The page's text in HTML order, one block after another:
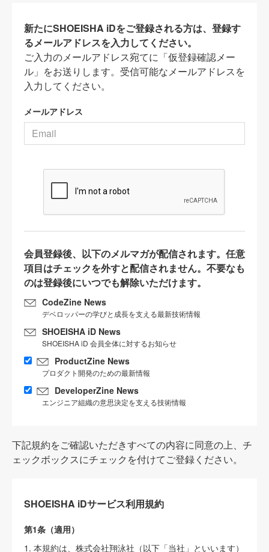
新たにSHOEISHA iDをご登録される方は、登録す
るメールアドレスを入力してください。
ご入力のメールアドレス宛てに「仮登録確認メー
ル」をお送りします。受信可能なメールアドレスを
入力してください。
メールアドレス
会員登録後、以下のメルマガが配信されます。任意
項目はチェックを外すと配信されません。不要なも
のは登録後にいつでも解除いただけます。
CodeZine News
デベロッパーの学びと成長を支える最新技術情報
SHOEISHA iD News
SHOEISHA iD 会員全体に対するお知らせ
ProductZine News
プロダクト開発のための最新情報
DeveloperZine News
エンジニア組織の意思決定を支える技術情報
下記規約をご確認いただきすべての内容に同意の上、チ
ェックボックスにチェックを付けてご登録ください。
SHOEISHA iDサービス利用規約
第1条（適用）
1. 本規約は、株式会社翔泳社（以下「当社」といいます）